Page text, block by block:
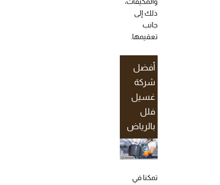
ذلك إلى
جانب
تعقيمها.
أفضل
شركة
غسيل
فلل
بالرياض
تمكنا في